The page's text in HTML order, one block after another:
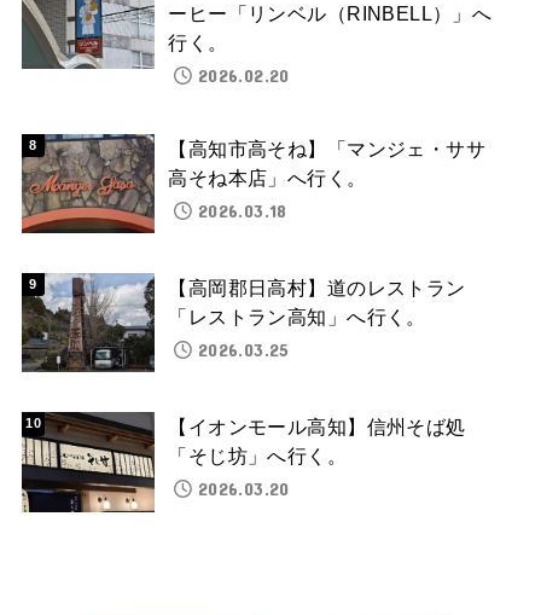
ーヒー「リンベル（RINBELL）」へ
行く。
2026.02.20
【高知市高そね】「マンジェ・ササ
高そね本店」へ行く。
2026.03.18
【高岡郡日高村】道のレストラン
「レストラン高知」へ行く。
2026.03.25
【イオンモール高知】信州そば処
「そじ坊」へ行く。
2026.03.20